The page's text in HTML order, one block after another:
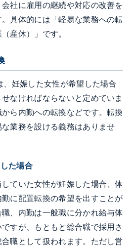
社に雇用の継続や対応の改善を
具体的には「軽易な業務への転
産休）」です。
妊娠した女性が希望した場合
なければならないと定めていま
ら内勤への転換などです。転換
業務を設ける義務はありませ
た場合
ていた女性が妊娠した場合、体
に配置転換の希望を出すことが
、内勤は一般職に分かれ給与体
すが、もともと総合職で採用さ
職として扱われます。ただし営